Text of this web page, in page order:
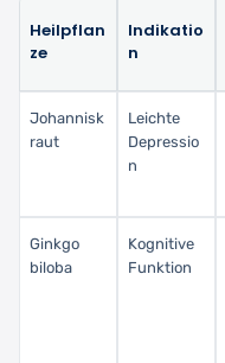
Heilpflan
ze
Indikatio
n
Johannisk
raut
Leichte
Depressio
n
Ginkgo
biloba
Kognitive
Funktion